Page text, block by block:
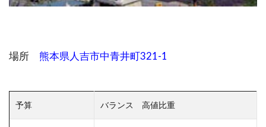
場所 熊本県人吉市中青井町321-1
予算 バランス 高値比重